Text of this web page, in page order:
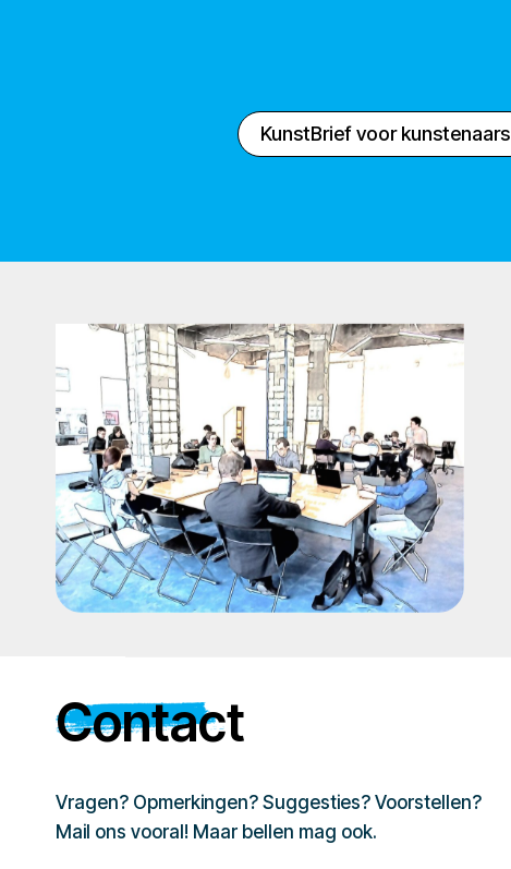
KunstBrief voor kunstenaars
Contact
Vragen? Opmerkingen? Suggesties? Voorstellen?
Mail ons vooral! Maar bellen mag ook.